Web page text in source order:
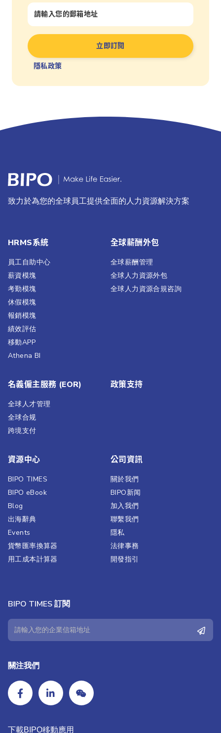
隱私政策
致力於為您的全球員工提供全面的人力資源解決方案
HRMS系統
員工自助中心
薪資模塊
考勤模塊
休假模塊
報銷模塊
績效評估​
移動APP
Athena BI
全球薪酬外包
全球薪酬管理
全球人力資源外包
全球人力資源合規咨詢
名義僱主服務 (EOR)
全球人才管理
全球合规
跨境支付
政策支持
資源中心
BIPO TIMES
BIPO eBook
Blog
出海辭典
Events
貨幣匯率換算器
用工成本計算器
公司資訊
關於我們
BIPO新闻​
加入我們
聯繫我們​
隱私
法律事務
開發指引
BIPO TIMES 訂閱
關注我們
下載BIPO移動應用